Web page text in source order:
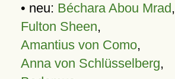
• neu: Béchara Abou Mrad,
Fulton Sheen,
Amantius von Como,
Anna von Schlüsselberg,